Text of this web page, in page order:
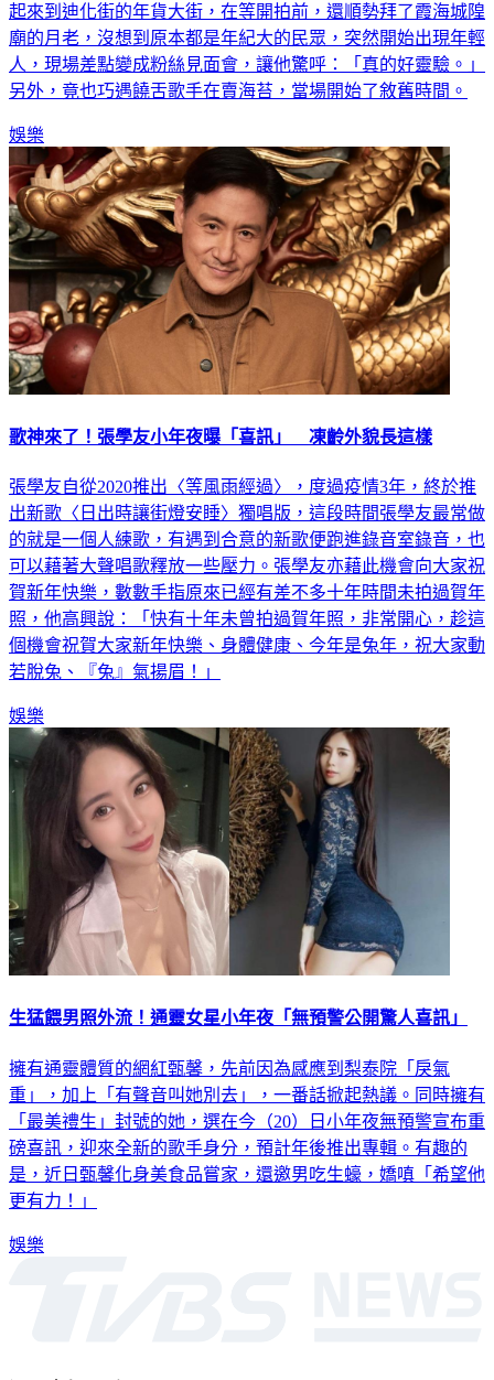
起來到迪化街的年貨大街，在等開拍前，還順勢拜了霞海城隍
廟的月老，沒想到原本都是年紀大的民眾，突然開始出現年輕
人，現場差點變成粉絲見面會，讓他驚呼：「真的好靈驗。」
另外，竟也巧遇饒舌歌手在賣海苔，當場開始了敘舊時間。
娛樂
歌神來了！張學友小年夜曝「喜訊」 凍齡外貌長這樣
張學友自從2020推出〈等風雨經過〉，度過疫情3年，終於推
出新歌〈日出時讓街燈安睡〉獨唱版，這段時間張學友最常做
的就是一個人練歌，有遇到合意的新歌便跑進錄音室錄音，也
可以藉著大聲唱歌釋放一些壓力。張學友亦藉此機會向大家祝
賀新年快樂，數數手指原來已經有差不多十年時間未拍過賀年
照，他高興說：「快有十年未曾拍過賀年照，非常開心，趁這
個機會祝賀大家新年快樂、身體健康、今年是兔年，祝大家動
若脫兔、『兔』氣揚眉！」
娛樂
生猛餵男照外流！通靈女星小年夜「無預警公開驚人喜訊」
擁有通靈體質的網紅甄馨，先前因為感應到梨泰院「戾氣
重」，加上「有聲音叫她別去」，一番話掀起熱議。同時擁有
「最美禮生」封號的她，選在今（20）日小年夜無預警宣布重
磅喜訊，迎來全新的歌手身分，預計年後推出專輯。有趣的
是，近日甄馨化身美食品嘗家，還邀男吃生蠔，嬌嗔「希望他
更有力！」
娛樂